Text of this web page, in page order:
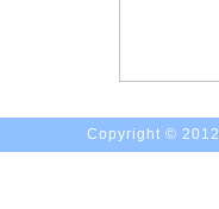
Copyright ©